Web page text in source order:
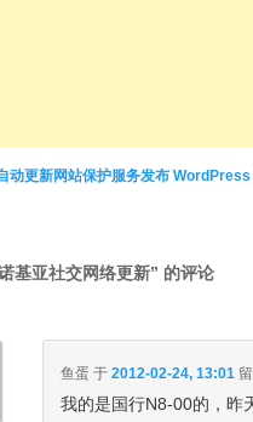
动更新网站保护服务发布 WordPress
基亚社交网络更新” 的评论
鱼蛋 于 2012-02-24, 13:01
我的是国行N8-00的，昨